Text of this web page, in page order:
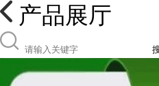
产品展厅